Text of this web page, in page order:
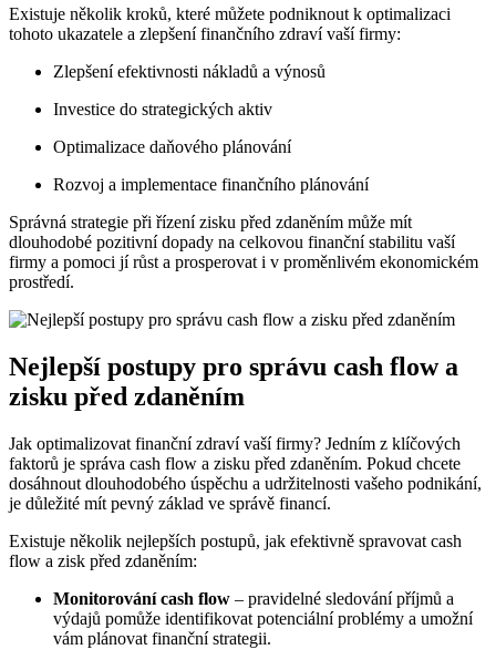
Existuje několik kroků, které můžete podniknout k optimalizaci
tohoto ukazatele a zlepšení finančního zdraví vaší firmy:
Zlepšení efektivnosti nákladů a výnosů
Investice do strategických aktiv
Optimalizace daňového plánování
Rozvoj a implementace finančního plánování
Správná strategie při řízení zisku před zdaněním může mít
dlouhodobé pozitivní dopady na celkovou finanční stabilitu vaší
firmy a pomoci jí růst a prosperovat i v proměnlivém ekonomickém
prostředí.
Nejlepší postupy pro správu cash flow a
zisku před zdaněním
Jak optimalizovat finanční zdraví vaší firmy? Jedním z klíčových
faktorů je správa cash flow a zisku před zdaněním. Pokud chcete
dosáhnout dlouhodobého úspěchu a udržitelnosti vašeho podnikání,
je důležité mít pevný základ ve správě financí.
Existuje několik nejlepších postupů, jak efektivně spravovat cash
flow a zisk před zdaněním:
Monitorování cash flow – pravidelné sledování příjmů a
výdajů pomůže identifikovat potenciální problémy a umožní
vám plánovat finanční strategii.